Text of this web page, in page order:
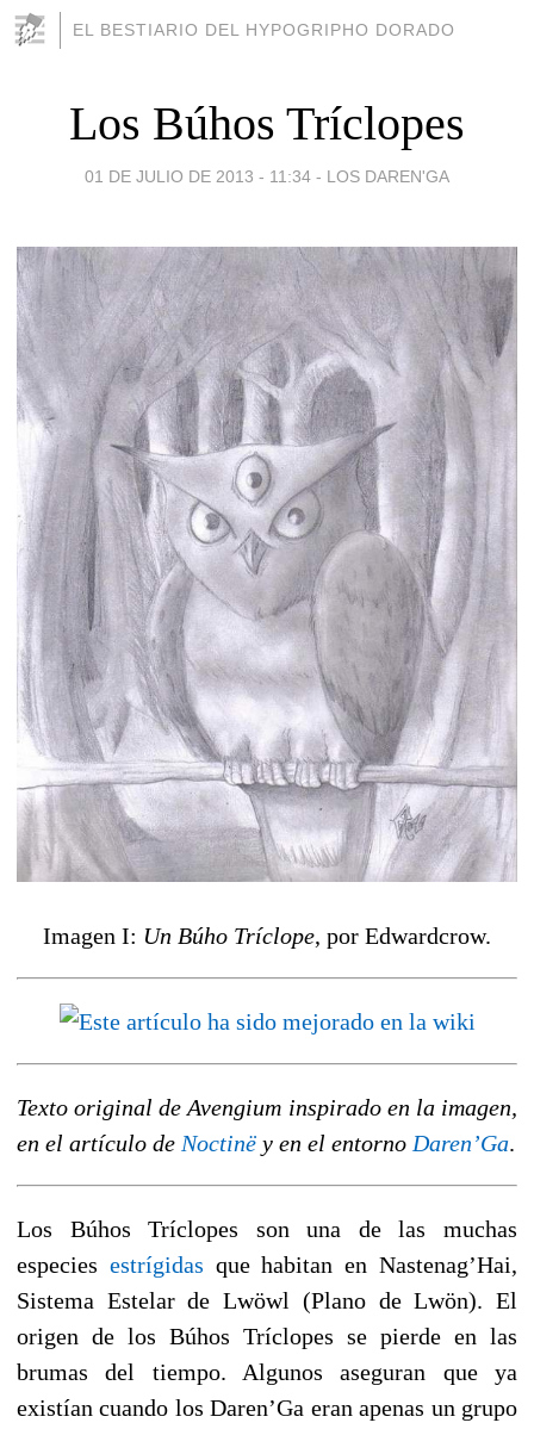
EL BESTIARIO DEL HYPOGRIPHO DORADO
Los Búhos Tríclopes
01 DE JULIO DE 2013 - 11:34 - LOS DAREN'GA
Imagen I: Un Búho Tríclope, por Edwardcrow.
Texto original de Avengium inspirado en la imagen,
en el artículo de Noctinë y en el entornoDaren’Ga.
Los Búhos Tríclopes son una de las muchas
especies estrígidas que habitan en Nastenag’Hai,
Sistema Estelar de Lwöwl (Plano de Lwön). El
origen de los Búhos Tríclopes se pierde en las
brumas del tiempo. Algunos aseguran que ya
existían cuando los Daren’Ga eran apenas un grupo